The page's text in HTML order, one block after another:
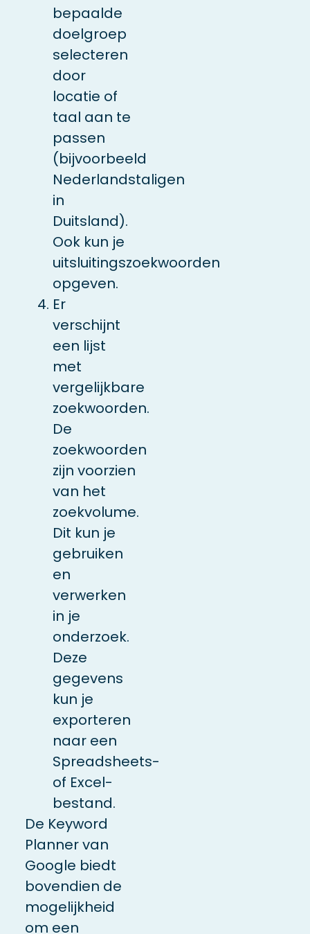
bepaalde
doelgroep
selecteren
door
locatie of
taal aan te
passen
(bijvoorbeeld
Nederlandstaligen
in
Duitsland).
Ook kun je
uitsluitingszoekwoorden
opgeven.
Er
verschijnt
een lijst
met
vergelijkbare
zoekwoorden.
De
zoekwoorden
zijn voorzien
van het
zoekvolume.
Dit kun je
gebruiken
en
verwerken
in je
onderzoek.
Deze
gegevens
kun je
exporteren
naar een
Spreadsheets-
of Excel-
bestand.
De Keyword
Planner van
Google biedt
bovendien de
mogelijkheid
om een